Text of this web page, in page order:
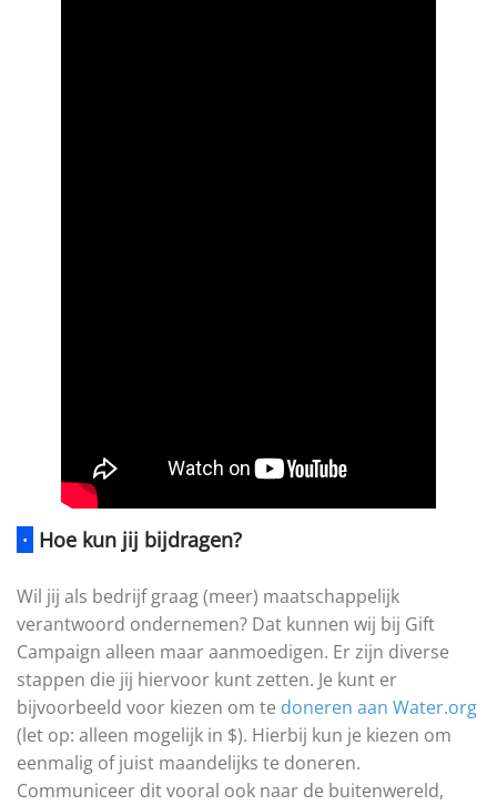
· Hoe kun jij bijdragen?
Wil jij als bedrijf graag (meer) maatschappelijk
verantwoord ondernemen? Dat kunnen wij bij Gift
Campaign alleen maar aanmoedigen. Er zijn diverse
stappen die jij hiervoor kunt zetten. Je kunt er
bijvoorbeeld voor kiezen om te doneren aan Water.org
(let op: alleen mogelijk in $). Hierbij kun je kiezen om
eenmalig of juist maandelijks te doneren.
Communiceer dit vooral ook naar de buitenwereld,